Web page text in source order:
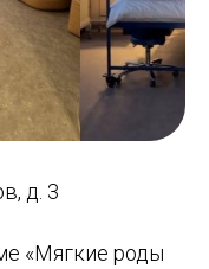
д. 3
«Мягкие роды